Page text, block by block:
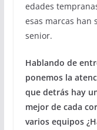
edades
esas marcas han
senior.
Hablando de
ponemos la
que detrás hay
mejor de cada
varios equipos